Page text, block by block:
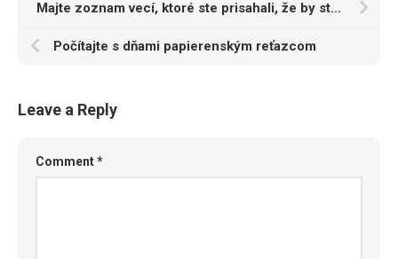
Majte zoznam vecí, ktoré ste prisahali, že by ste nikdy neurobili ako rodič
Počítajte s dňami papierenským reťazcom
Leave a Reply
Comment*